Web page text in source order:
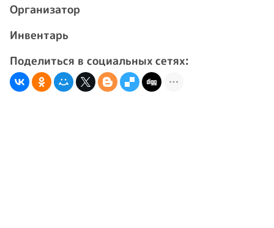
Организатор
Инвентарь
Поделиться в социальных сетях: